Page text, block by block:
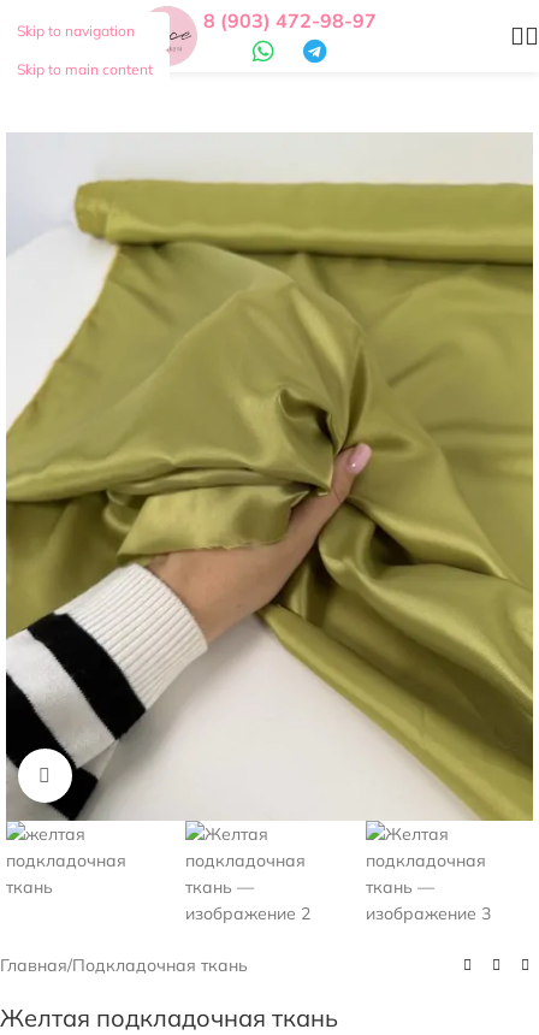
Skip to navigation
Skip to main content
8 (903) 472-98-97
Нажмите, чтобы увеличить
Главная/Подкладочная ткань
Желтая подкладочная ткань